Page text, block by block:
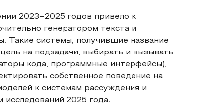
2023–2025 годов привело к
генератором текста и
Такие системы, получившие название
на подзадачи, выбирать и вызывать
кода, программные интерфейсы),
собственное поведение на
к системам рассуждения и
2025 года.